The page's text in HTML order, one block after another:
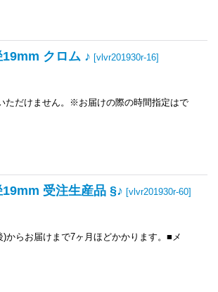
クロム ♪ [vlvr201930r-16]
ただけません。※お届けの際の時間指定はで
受注生産品 §♪ [vlvr201930r-60]
らお届けまで7ヶ月ほどかかります。■メ